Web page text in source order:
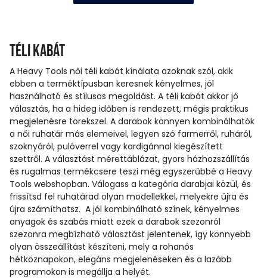
Téli kabát
A Heavy Tools női téli kabát kínálata azoknak szól, akik
ebben a terméktípusban keresnek kényelmes, jól
használható és stílusos megoldást. A téli kabát akkor jó
választás, ha a hideg időben is rendezett, mégis praktikus
megjelenésre törekszel. A darabok könnyen kombinálhatók
a női ruhatár más elemeivel, legyen szó farmerről, ruháról,
szoknyáról, pulóverrel vagy kardigánnal kiegészített
szettről. A választást mérettáblázat, gyors házhozszállítás
és rugalmas termékcsere teszi még egyszerűbbé a Heavy
Tools webshopban. Válogass a kategória darabjai közül, és
frissítsd fel ruhatárad olyan modellekkel, melyekre újra és
újra számíthatsz. A jól kombinálható színek, kényelmes
anyagok és szabás miatt ezek a darabok szezonról
szezonra megbízható választást jelentenek, így könnyebb
olyan összeállítást készíteni, mely a rohanós
hétköznapokon, elegáns megjelenéseken és a lazább
programokon is megállja a helyét.